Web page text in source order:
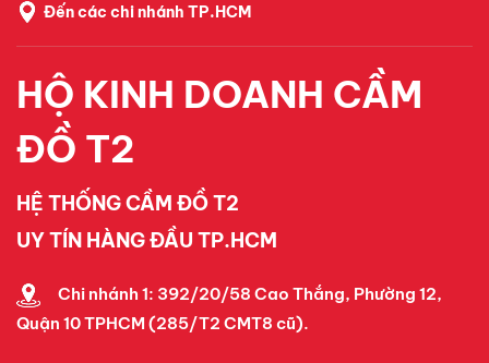
Đến các chi nhánh TP.HCM
HỘ KINH DOANH CẦM
ĐỒ T2
HỆ THỐNG CẦM ĐỒ T2
UY TÍN HÀNG ĐẦU TP.HCM
Chi nhánh 1: 392/20/58 Cao Thắng, Phường 12,
Quận 10 TPHCM (285/T2 CMT8 cũ).